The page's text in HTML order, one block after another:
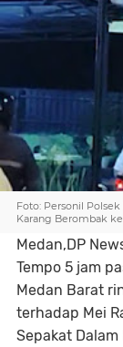
Foto: Personil
Karang Berombak
Medan,DP
Tempo 5 jam
Medan Barat
terhadap Mei
Sepakat